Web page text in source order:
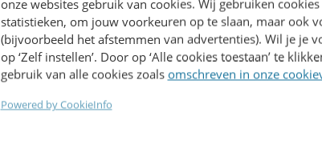
onze websites gebruik van cookies. Wij gebruiken
statistieken, om jouw voorkeuren op te slaan, maar ook
(bijvoorbeeld het afstemmen van advertenties). Wil je je
op ‘Zelf instellen’. Door op ‘Alle cookies toestaan’ te
gebruik van alle cookies zoals omschreven in onze
Powered by CookieInfo
Sprekers
300+